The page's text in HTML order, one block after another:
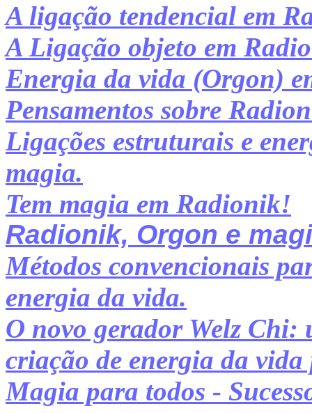
A ligação tendencial em
A Ligação objeto em
Energia da vida (Orgon)
Pensamentos sobre
Ligações estruturais e
magia.
Tem magia em Radionik!
Radionik, Orgon e
Métodos convencionais
energia da vida.
O novo gerador Welz Chi:
criação de energia da
Magia para todos -